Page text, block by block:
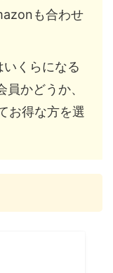
も合わせ
くらになる
かどうか、
お得な方を選